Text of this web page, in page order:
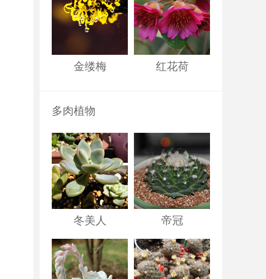
金缕梅 红花荷
多肉植物
冬美人 帝冠